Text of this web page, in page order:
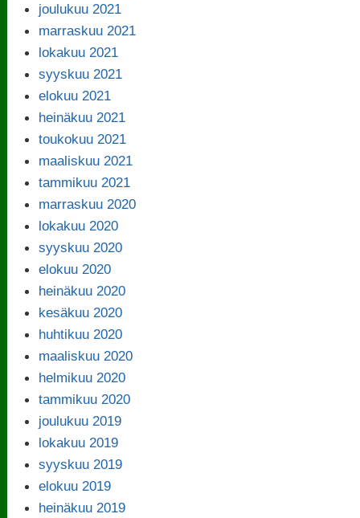
joulukuu 2021
marraskuu 2021
lokakuu 2021
syyskuu 2021
elokuu 2021
heinäkuu 2021
toukokuu 2021
maaliskuu 2021
tammikuu 2021
marraskuu 2020
lokakuu 2020
syyskuu 2020
elokuu 2020
heinäkuu 2020
kesäkuu 2020
huhtikuu 2020
maaliskuu 2020
helmikuu 2020
tammikuu 2020
joulukuu 2019
lokakuu 2019
syyskuu 2019
elokuu 2019
heinäkuu 2019